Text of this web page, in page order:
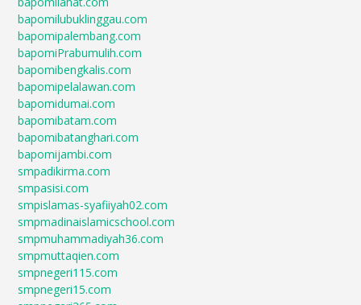
bapomilubuklinggau.com
bapomipalembang.com
bapomiPrabumulih.com
bapomibengkalis.com
bapomipelalawan.com
bapomidumai.com
bapomibatam.com
bapomibatanghari.com
bapomijambi.com
smpadikirma.com
smpasisi.com
smpislamas-syafiiyah02.com
smpmadinaislamicschool.com
smpmuhammadiyah36.com
smpmuttaqien.com
smpnegeri115.com
smpnegeri15.com